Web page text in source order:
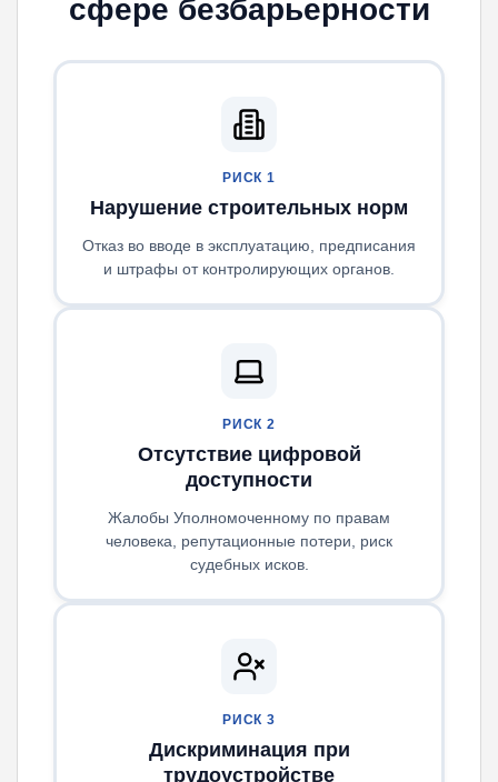
сфере безбарьерности
РИСК 1
Нарушение строительных норм
Отказ во вводе в эксплуатацию, предписания
и штрафы от контролирующих органов.
РИСК 2
Отсутствие цифровой
доступности
Жалобы Уполномоченному по правам
человека, репутационные потери, риск
судебных исков.
РИСК 3
Дискриминация при
трудоустройстве